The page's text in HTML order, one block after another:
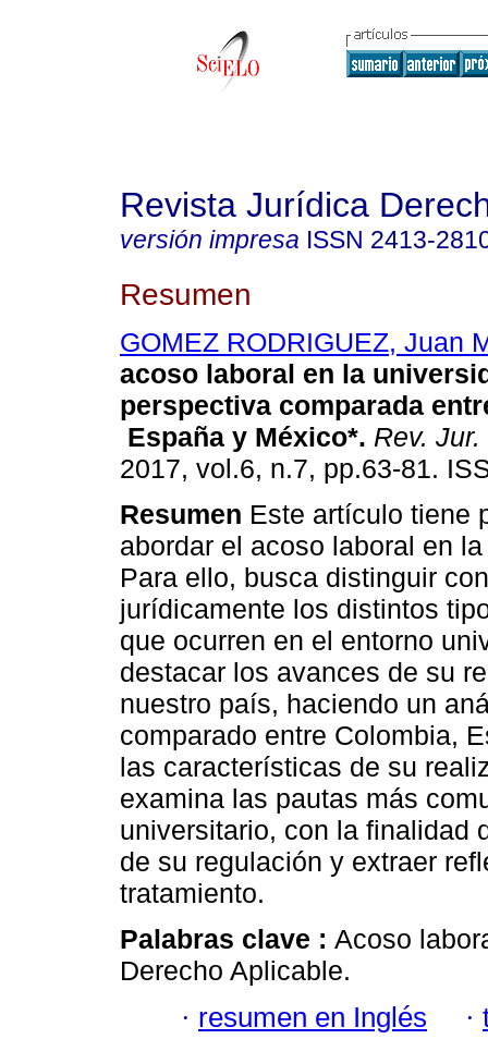
Revista Jurídica
versión impresa ISSN 2413-
Resumen
GOMEZ RODRIGUEZ, Juan
acoso laboral en la
perspectiva comparada
España y México*. Rev. Jur.
2017, vol.6, n.7, pp.63-81.
Resumen Este artículo tiene
abordar el acoso laboral en
Para ello, busca distinguir
jurídicamente los distintos
que ocurren en el entorno
destacar los avances de su
nuestro país, haciendo un
comparado entre Colombia,
las características de su
examina las pautas más
universitario, con la finalidad
de su regulación y extraer
tratamiento.
Palabras clave : Acoso
Derecho Aplicable.
· resumen en Inglés ·